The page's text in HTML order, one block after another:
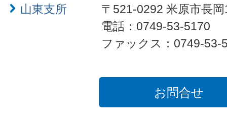
山東支所
〒521-0292 米原市長
電話：0749-53-5170
ファックス：0749-53-
お問合せ